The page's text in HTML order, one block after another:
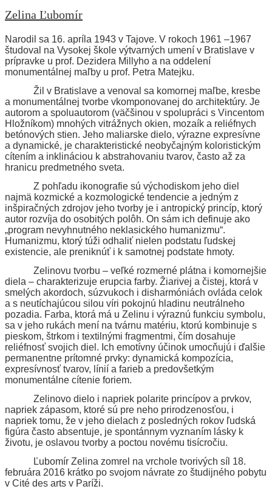
Zelina Ľubomír
Narodil sa 16. apríla 1943 v Tajove. V rokoch 1961 –1967
študoval na Vysokej škole výtvarných umení v Bratislave v
prípravke u prof. Dezidera Millyho a na oddelení
monumentálnej maľby u prof. Petra Matejku.
Žil v Bratislave a venoval sa komornej maľbe, kresbe
a monumentálnej tvorbe vkomponovanej do architektúry. Je
autorom a spoluautorom (väčšinou v spolupráci s Vincentom
Hložníkom) mnohých vitrážnych okien, mozaík a reliéfnych
betónových stien. Jeho maliarske dielo, výrazne expresívne
a dynamické, je charakteristické neobyčajným koloristickým
cítením a inklináciou k abstrahovaniu tvarov, často až za
hranicu predmetného sveta.
Z pohľadu ikonografie sú východiskom jeho diel
najmä kozmické a kozmologické tendencie a jedným z
inšpiračných zdrojov jeho tvorby je i antropický princíp, ktorý
autor rozvíja do osobitých polôh. On sám ich definuje ako
„program nevyhnutného neklasického humanizmu“.
Humanizmu, ktorý túži odhaliť nielen podstatu ľudskej
existencie, ale preniknúť i k samotnej podstate hmoty.
Zelinovu tvorbu – veľké rozmerné plátna i komornejšie
diela – charakterizuje erupcia farby. Žiarivej a čistej, ktorá v
smelých akordoch, súzvukoch i disharmóniách ovláda celok
a s neutíchajúcou silou víri pokojnú hladinu neutrálneho
pozadia. Farba, ktorá má u Zelinu i výraznú funkciu symbolu,
sa v jeho rukách mení na tvárnu matériu, ktorú kombinuje s
pieskom, štrkom i textilnými fragmentmi, čím dosahuje
reliéfnosť svojich diel. Ich emotívny účinok umocňujú i ďalšie
permanentne prítomné prvky: dynamická kompozícia,
expresívnosť tvarov, línií a farieb a predovšetkým
monumentálne cítenie foriem.
Zelinovo dielo i napriek polarite princípov a prvkov,
napriek zápasom, ktoré sú pre neho prirodzenosťou, i
napriek tomu, že v jeho dielach z posledných rokov ľudská
figúra často absentuje, je spontánnym vyznaním lásky k
životu, je oslavou tvorby a poctou novému tisícročiu.
Ľubomír Zelina zomrel na vrchole tvorivých síl 18.
februára 2016 krátko po svojom návrate zo študijného pobytu
v Cité des arts v Paríži.